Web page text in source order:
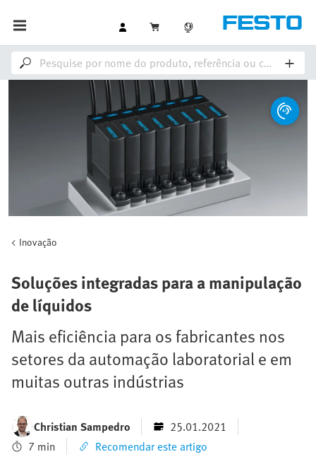
Inovação
Soluções integradas para a manipulação
de líquidos
Mais eficiência para os fabricantes nos
setores da automação laboratorial e em
muitas outras indústrias
Christian Sampedro
25.01.2021
7 min
Recomendar este artigo